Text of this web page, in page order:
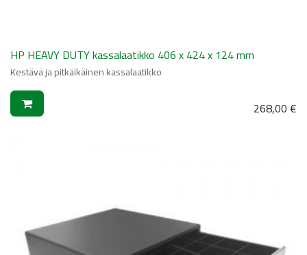
HP HEAVY DUTY kassalaatikko 406 x 424 x 124 mm
Kestävä ja pitkäikäinen kassalaatikko
268,00€